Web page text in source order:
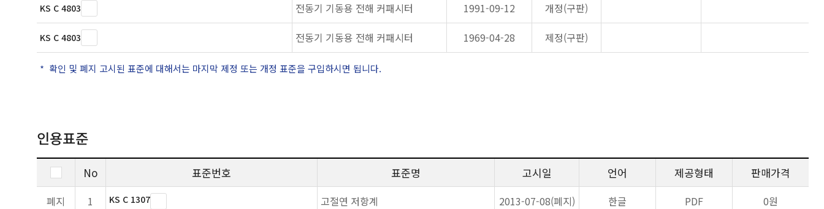
KS C 4803 전동기 기동용 전해 커패시터 1991-09-12 개정(구판)
KS C 4803 전동기 기동용 전해 커패시터 1969-04-28 제정(구판)
확인 및 폐지 고시된 표준에 대해서는 마지막 제정 또는 개정 표준을 구입하시면 됩니다.
인용표준
No 표준번호 표준명 고시일 언어 제공형태 판매가격
폐지 1 KS C 1307 고절연 저항계 2013-07-08(폐지) 한글 PDF
0원